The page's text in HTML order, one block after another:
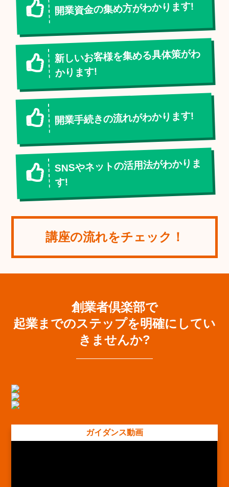
開業資金の集め方がわかります!
新しいお客様を集める具体策がわ
かります!
開業手続きの流れがわかります!
SNSやネットの活用法がわかりま
す!
講座の流れをチェック！
創業者倶楽部で
起業までのステップを明確にしてい
きませんか?
ガイダンス動画